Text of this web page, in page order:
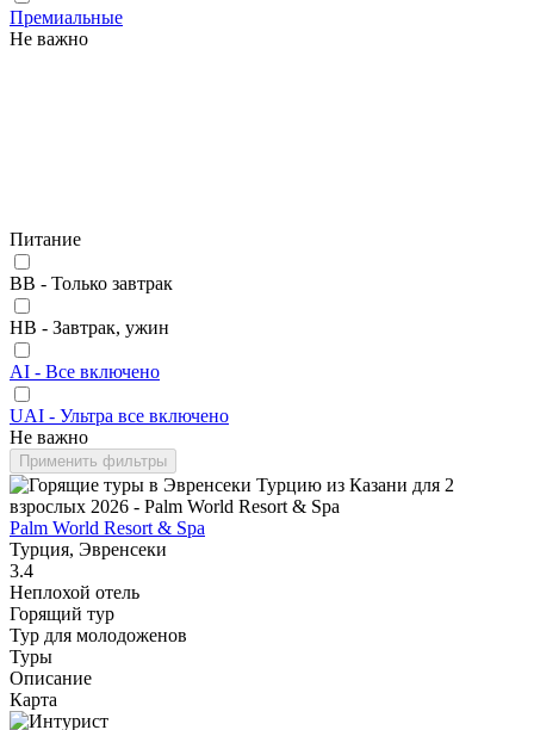
Премиальные
Не важно
Питание
BB - Только завтрак
HB - Завтрак, ужин
AI - Все включено
UAI - Ультра все включено
Не важно
Применить фильтры
Palm World Resort & Spa
Турция, Эвренсеки
3.4
Неплохой отель
Горящий тур
Тур для молодоженов
Туры
Описание
Карта